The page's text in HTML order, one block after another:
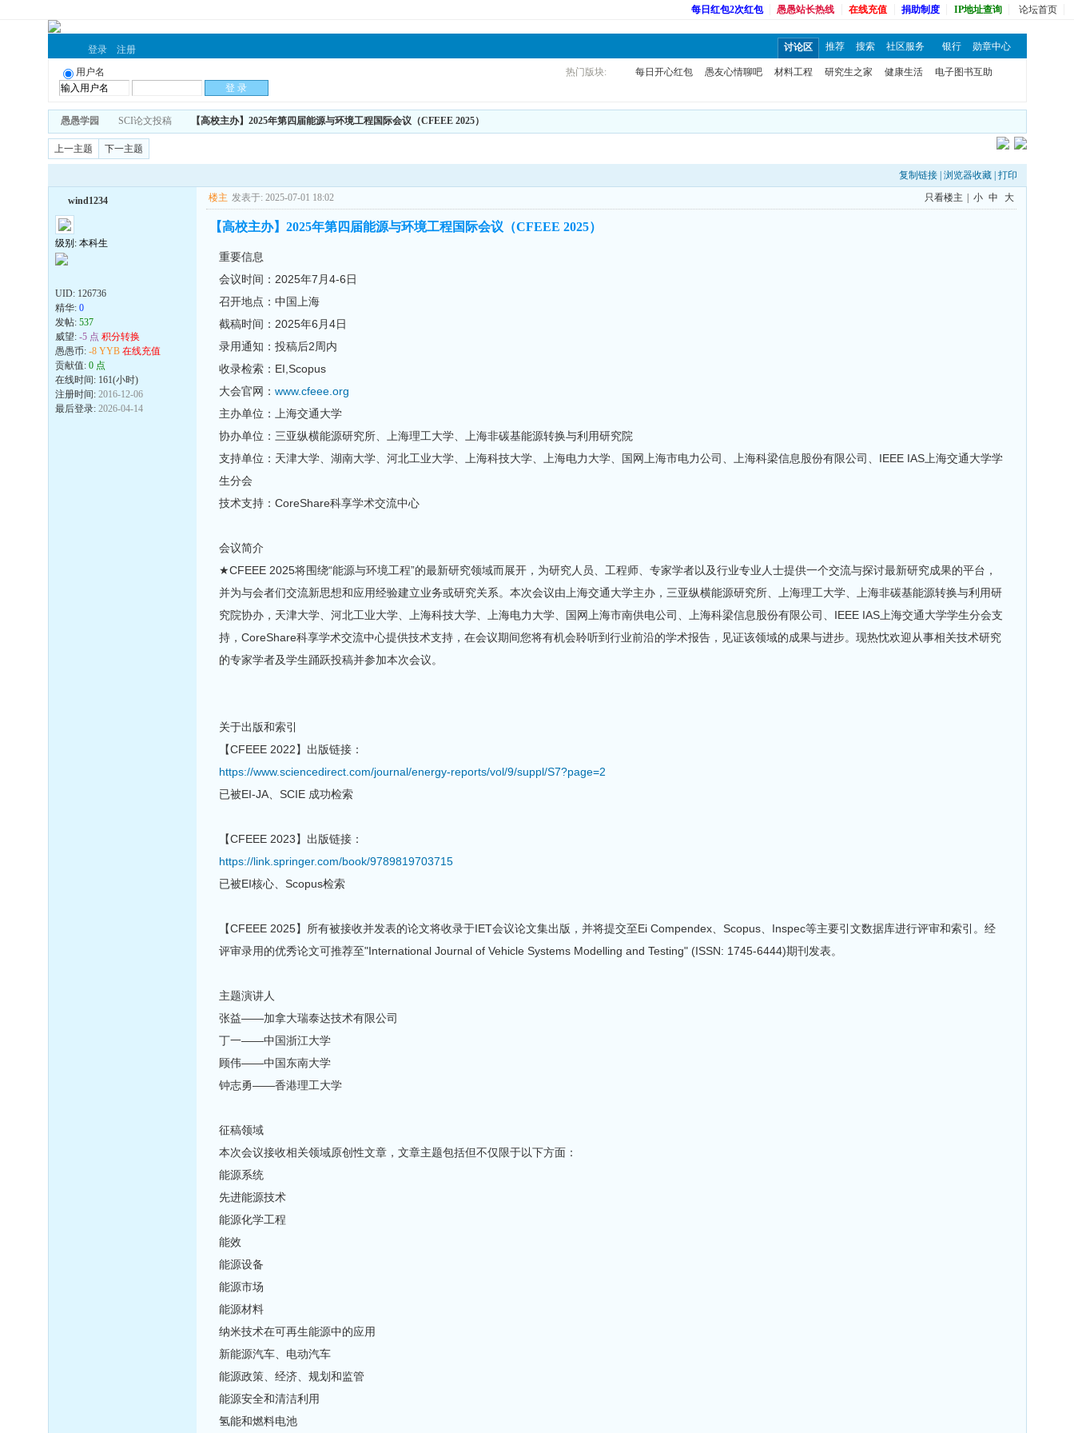
每日红包2次红包 愚愚站长热线 在线充值 捐助制度 IP地址查询 论坛首页
登录 注册 讨论区 推荐 搜索 社区服务 银行 勋章中心
用户名 热门版块: 每日开心红包 愚友心情聊吧 材料工程 研究生之家 健康生活 电子图书互助
愚愚学园 SCI论文投稿 【高校主办】2025年第四届能源与环境工程国际会议（CFEEE 2025）
上一主题 下一主题
复制链接| 浏览器收藏| 打印
wind1234
级别: 本科生
UID: 126736
精华: 0
发帖: 537
威望: -5 点 积分转换
愚愚币: -8 YYB 在线充值
贡献值: 0 点
在线时间: 161(小时)
注册时间: 2016-12-06
最后登录: 2026-04-14
楼主 发表于: 2025-07-01 18:02 只看楼主 小 中 大
【高校主办】2025年第四届能源与环境工程国际会议（CFEEE 2025）
重要信息
会议时间：2025年7月4-6日
召开地点：中国上海
截稿时间：2025年6月4日
录用通知：投稿后2周内
收录检索：EI,Scopus
大会官网： www.cfeee.org
主办单位：上海交通大学
协办单位：三亚纵横能源研究所、上海理工大学、上海非碳基能源转换与利用研究院
支持单位：天津大学、湖南大学、河北工业大学、上海科技大学、上海电力大学、国网上海市电力公司、上海科梁信息股份有限公司、IEEE IAS上海交通大学学
生分会
技术支持：CoreShare科享学术交流中心
会议简介
★CFEEE 2025将围绕“能源与环境工程”的最新研究领域而展开，为研究人员、工程师、专家学者以及行业专业人士提供一个交流与探讨最新研究成果的平台，
并为与会者们交流新思想和应用经验建立业务或研究关系。本次会议由上海交通大学主办，三亚纵横能源研究所、上海理工大学、上海非碳基能源转换与利用研
究院协办，天津大学、河北工业大学、上海科技大学、上海电力大学、国网上海市南供电公司、上海科梁信息股份有限公司、IEEE IAS上海交通大学学生分会支
持，CoreShare科享学术交流中心提供技术支持，在会议期间您将有机会聆听到行业前沿的学术报告，见证该领域的成果与进步。现热忱欢迎从事相关技术研究
的专家学者及学生踊跃投稿并参加本次会议。
关于出版和索引
【CFEEE 2022】出版链接：
https://www.sciencedirect.com/journal/energy-reports/vol/9/suppl/S7?page=2
已被EI-JA、SCIE 成功检索
【CFEEE 2023】出版链接：
https://link.springer.com/book/9789819703715
已被EI核心、Scopus检索
【CFEEE 2025】所有被接收并发表的论文将收录于IET会议论文集出版，并将提交至Ei Compendex、Scopus、Inspec等主要引文数据库进行评审和索引。经
评审录用的优秀论文可推荐至"International Journal of Vehicle Systems Modelling and Testing" (ISSN: 1745-6444)期刊发表。
主题演讲人
张益——加拿大瑞泰达技术有限公司
丁一——中国浙江大学
顾伟——中国东南大学
钟志勇——香港理工大学
征稿领域
本次会议接收相关领域原创性文章，文章主题包括但不仅限于以下方面：
能源系统
先进能源技术
能源化学工程
能效
能源设备
能源市场
能源材料
纳米技术在可再生能源中的应用
新能源汽车、电动汽车
能源政策、经济、规划和监管
能源安全和清洁利用
氢能和燃料电池